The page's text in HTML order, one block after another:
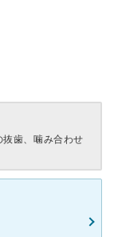
抜歯、噛み合わせ